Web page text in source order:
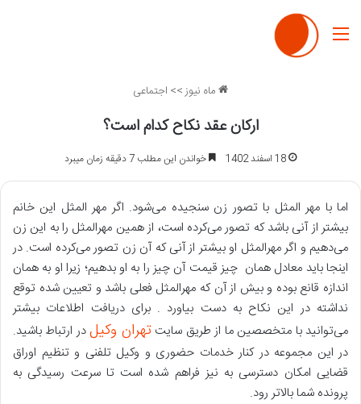
منو
ماه نیوز>> اجتماعی
ارکان عقد نکاح کدام است؟
18 اسفند 1402 خواندن این مطلب 7 دقیقه زمان میبرد
اما با مهر المثل با تصور زن سنجیده می‌شود. اگر مهر المثل این خانم
بیشتر از آنی باشد که تصور می‌کرده است، از همین مهرالمثل را به این زن
می‌دهیم و اگر مهرالمثل او بیشتر از آنی که آن زن تصور می‌کرده است. در
اینجا باید معادل همان چیز قیمت آن چیز را به او بدهیم؛ زیرا او به همان
اندازه قانع بوده و بیش از آن که مهرالمثل فعلی باشد و تعیین شده توقع
نداشته در این نکاح به دست بیاورد . برای دریافت اطلاعات بیشتر
می‌توانید با متخصصین ما از طریق سایتتهران وکیلدر ارتباط باشید.
در این مجموعه در کنار خدمات حضوری و وکیل تلفنی و تنظیم اوراق
قضایی امکان دسترسی به نیز فراهم شده است تا سرعت رسیدگی به
پرونده شما بالاتر رود.